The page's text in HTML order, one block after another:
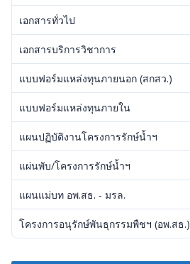
เอกสารทั่วไป
เอกสารบริการวิชาการ
แบบฟอร์มแหล่งทุนภายนอก (สกสว.)
แบบฟอร์มแหล่งทุนภายใน
แผนปฏิบัติงานโครงการรักษ์น้ำฯ
แผ่นพับ/โครงการรักษ์น้ำฯ
แผนแม่บท อพ.สธ. - มรล.
โครงการอนุรักษ์พันธุกรรมพืชฯ (อพ.สธ.)